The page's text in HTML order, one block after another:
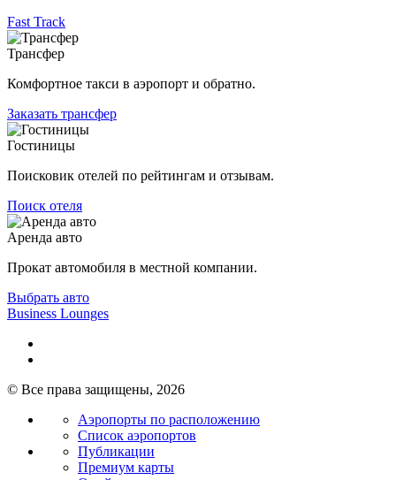
Fast Track
Трансфер
Комфортное такси в аэропорт и обратно.
Заказать трансфер
Гостиницы
Поисковик отелей по рейтингам и отзывам.
Поиск отеля
Аренда авто
Прокат автомобиля в местной компании.
Выбрать авто
Business Lounges
© Все права защищены, 2026
Аэропорты по расположению
Список аэропортов
Публикации
Премиум карты